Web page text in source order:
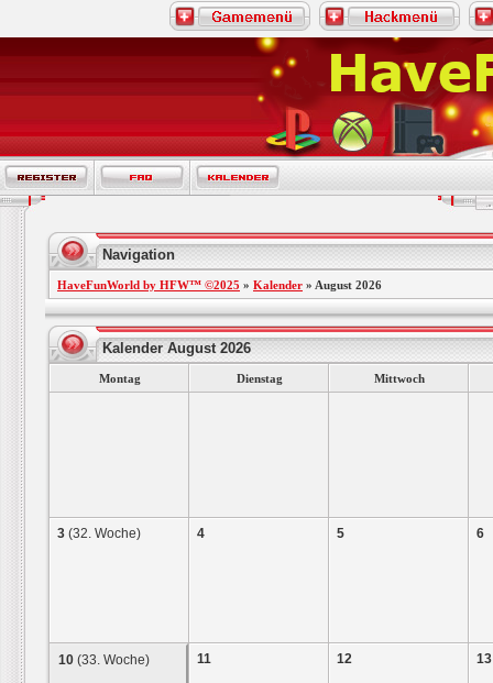
Navigation
HaveFunWorld by HFW™ ©2025 » Kalender » August 2026
Kalender August 2026
Montag Dienstag Mittwoch
3 (32. Woche) 4 5 6
10 (33. Woche) 11 12 13